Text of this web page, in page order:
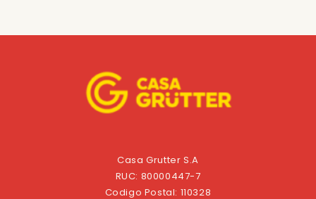
Casa Grutter S.A
RUC: 80000447-7
Codigo Postal: 110328